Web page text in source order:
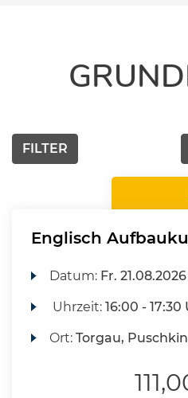
FILTER
Englisch
Datum: Fr.
Uhrzeit:16:00 - 17:30
Ort:Torgau,